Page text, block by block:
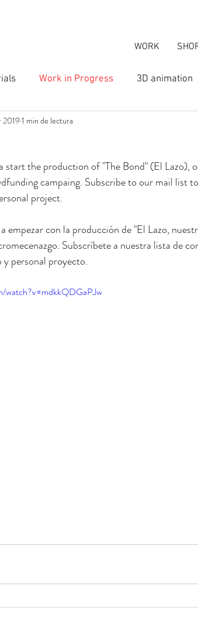
WORK
Work in Progress 3D animation
2019 1 min de lectura
start the production of "The Bond" (El
campaing. Subscribe to our mail list
project.
empezar con la producción de "El Lazo,
Subscríbete a nuestra lista de
personal proyecto.
watch?v=mdkkQDGaPJw